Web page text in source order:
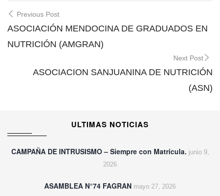
Post
navigation
Previous Post
ASOCIACIÓN MENDOCINA DE GRADUADOS EN
NUTRICIÓN (AMGRAN)
Next Post
ASOCIACION SANJUANINA DE NUTRICIÓN
(ASN)
ULTIMAS NOTICIAS
CAMPAÑA DE INTRUSISMO – Siempre con Matrícula. junio 9,
2026
ASAMBLEA N°74 FAGRAN mayo 27, 2026